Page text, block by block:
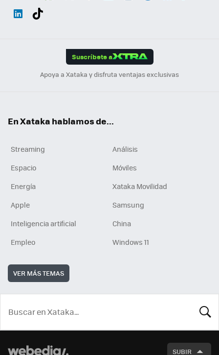
Suscríbete a
Apoya a Xataka y disfruta ventajas exclusivas
En Xataka hablamos de...
Streaming
Análisis
Espacio
Móviles
Energía
Xataka Movilidad
Apple
Samsung
Inteligencia artificial
China
Empleo
Windows 11
VER MÁS TEMAS
SUBIR